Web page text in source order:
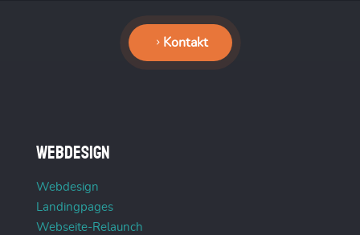
Kontakt
Webdesign
Webdesign
Landingpages
Webseite-Relaunch